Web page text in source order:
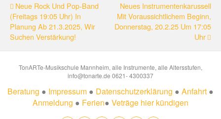
Neue Rock Und Pop-Band
(freitags 19:05 Uhr) In
Planung Ab 21.3.2025, Wir
Suchen Verstärkung!
Neues Instrumentenkarussell
Mit Voraussichtlichem Beginn,
Donnerstag, 20.2.25 Um 17:05
Uhr
TonARTe-Musikschule Mannheim, alle Instrumente, alle Altersstufen,
info@tonarte.de 0621- 4300337
Beratung ● Impressum ● Datenschutzerklärung ● Anfahrt ●
Anmeldung ● Ferien● Veträge hier kündigen